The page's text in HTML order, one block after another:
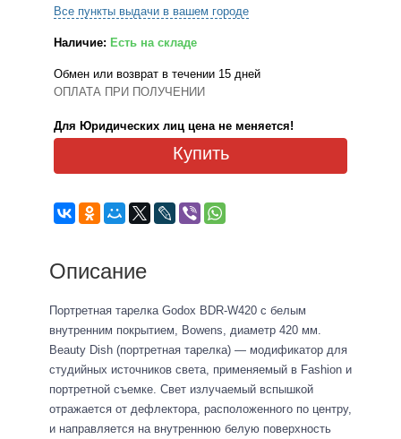
Все пункты выдачи в вашем городе
Наличие: Есть на складе
Обмен или возврат в течении 15 дней
ОПЛАТА ПРИ ПОЛУЧЕНИИ
Для Юридических лиц цена не меняется!
Купить
Описание
Портретная тарелка Godox BDR-W420 с белым
внутренним покрытием, Bowens, диаметр 420 мм.
Beauty Dish (портретная тарелка) — модификатор для
студийных источников света, применяемый в Fashion и
портретной съемке. Свет излучаемый вспышкой
отражается от дефлектора, расположенного по центру,
и направляется на внутреннюю белую поверхность